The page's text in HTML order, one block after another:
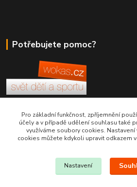
Potřebujete pomoc?
+420 380 830 198
wokas.online@yahoo.cz
Pro základní funkčnost, zpříjemnění
účely a v případě udělení souhlasu také
využíváme soubory cookies.
cookies můžete kdykoli upravit odkazem
Nastavení